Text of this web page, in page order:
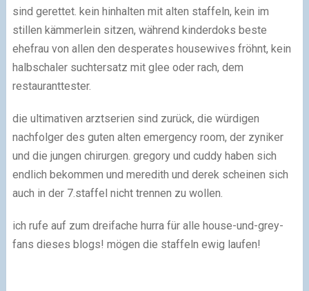
sind gerettet. kein hinhalten mit alten staffeln, kein im
stillen kämmerlein sitzen, während kinderdoks beste
ehefrau von allen den desperates housewives fröhnt, kein
halbschaler suchtersatz mit glee oder rach, dem
restauranttester.
die ultimativen arztserien sind zurück, die würdigen
nachfolger des guten alten emergency room, der zyniker
und die jungen chirurgen. gregory und cuddy haben sich
endlich bekommen und meredith und derek scheinen sich
auch in der 7.staffel nicht trennen zu wollen.
ich rufe auf zum dreifache hurra für alle house-und-grey-
fans dieses blogs! mögen die staffeln ewig laufen!